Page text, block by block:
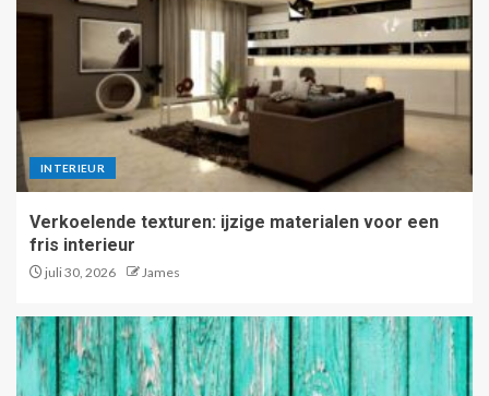
3
Verkoelende texturen: ijzige
materialen voor een fris
interieur
4
Kleur van het jaar 2026:
turquoise als verfrissende
zomerkleur in je interieur
High-tech ventilatie en
warmteterugwinning: de
toekomst van binnenklimaat
INTERIEUR
Verkoelende texturen: ijzige materialen voor een
fris interieur
juli 30, 2026 James